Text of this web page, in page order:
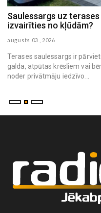
Saulessargs uz
izvairīties no kļūdām?
augusts 03 , 2026
Terases saulessargs ir
galda, atpūtas krēsliem vai
noder privātmāju iedzīvo...